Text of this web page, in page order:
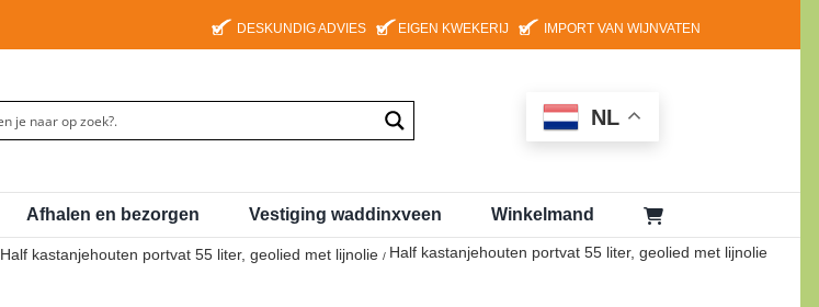
DESKUNDIG ADVIES EIGEN KWEKERIJ IMPORT VAN WIJNVATEN
NL
Afhalen en bezorgen Vestiging waddinxveen Winkelmand
Half kastanjehouten portvat 55 liter, geolied met lijnolie Half kastanjehouten portvat 55 liter, geolied met lijnolie